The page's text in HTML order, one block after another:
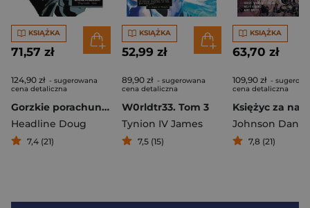
KSIĄŻKA
71,57 zł
124,90 zł - sugerowana
cena detaliczna
Gorzkie porachunki. Parker
Headline Doug
7,4 (21)
KSIĄŻKA
52,99 zł
89,90 zł - sugerowana
cena detaliczna
W0rldtr33. Tom 3
Tynion IV James
7,5 (15)
KSIĄŻKA
63,70 zł
109,90 zł -
cena detaliczna
7,8 (21)